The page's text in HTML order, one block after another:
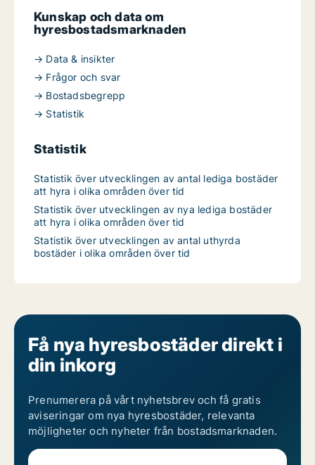
Kunskap och data om
hyresbostadsmarknaden
→ Data & insikter
→ Frågor och svar
→ Bostadsbegrepp
→ Statistik
Statistik
Statistik över utvecklingen av antal lediga bostäder
att hyra i olika områden över tid
Statistik över utvecklingen av nya lediga bostäder
att hyra i olika områden över tid
Statistik över utvecklingen av antal uthyrda
bostäder i olika områden över tid
Få nya hyresbostäder direkt i
din inkorg
Prenumerera på vårt nyhetsbrev och få gratis
aviseringar om nya hyresbostäder, relevanta
möjligheter och nyheter från bostadsmarknaden.